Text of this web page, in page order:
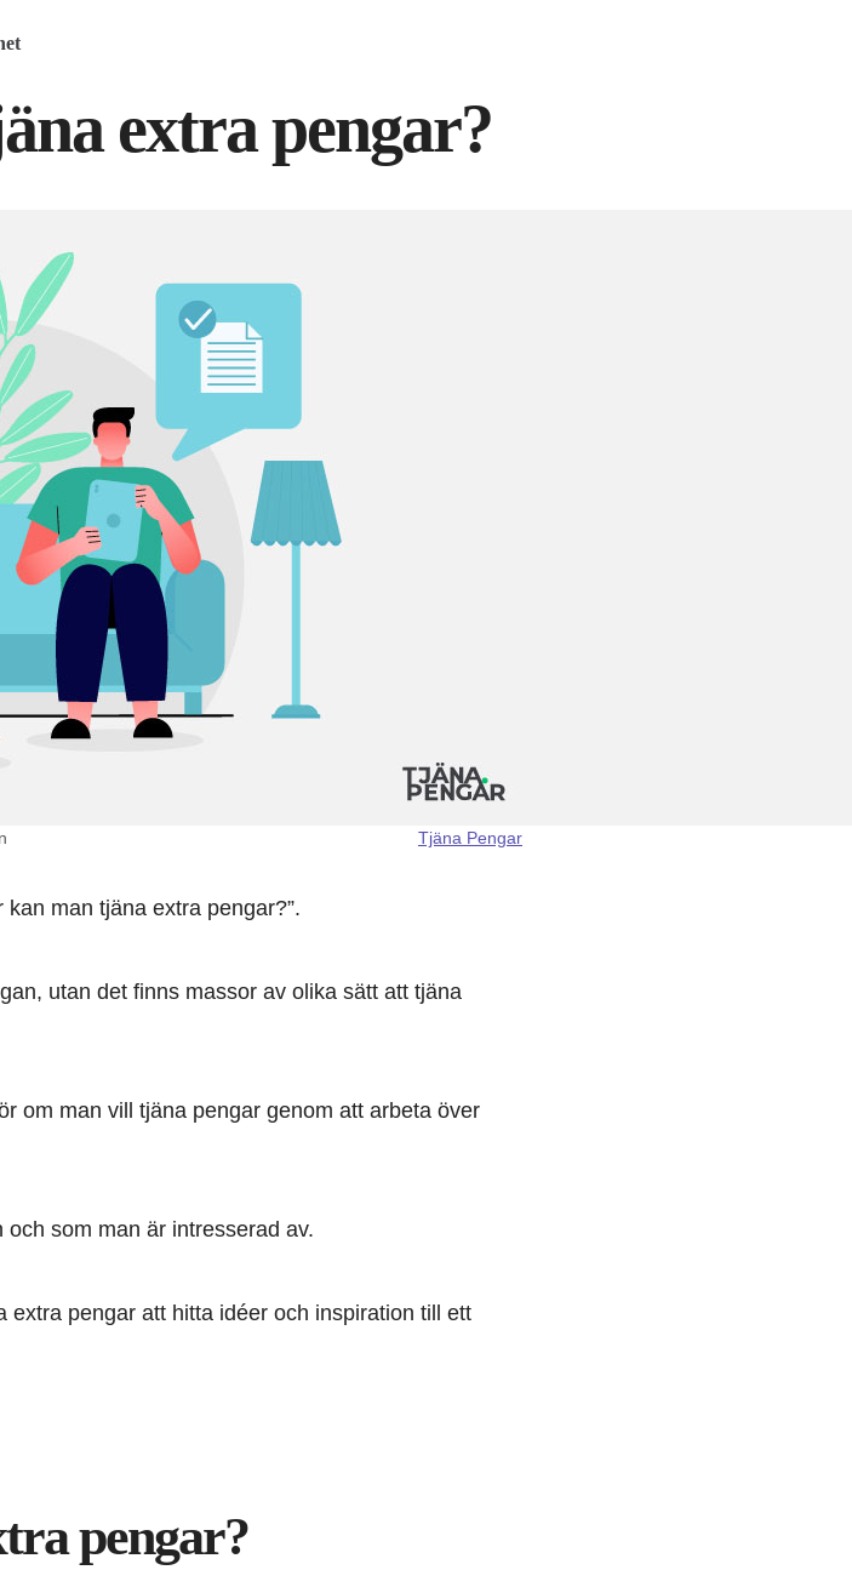
extra pengar?
Tjäna Pengar
man tjäna extra pengar?”.
utan det finns massor av olika sätt att tjäna
om man vill tjäna pengar genom att arbeta över
som man är intresserad av.
pengar att hitta idéer och inspiration till ett
pengar?